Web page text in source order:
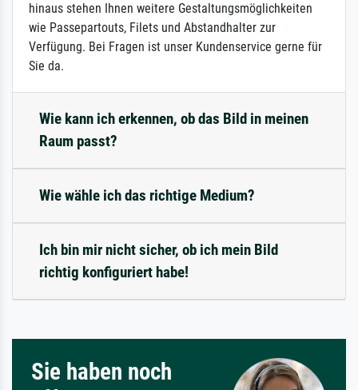
hinaus stehen Ihnen weitere Gestaltungsmöglichkeiten
wie Passepartouts, Filets und Abstandhalter zur
Verfügung. Bei Fragen ist unser Kundenservice gerne für
Sie da.
Wie kann ich erkennen, ob das Bild in meinen
Raum passt?
Wie wähle ich das richtige Medium?
Ich bin mir nicht sicher, ob ich mein Bild
richtig konfiguriert habe!
Sie haben noch